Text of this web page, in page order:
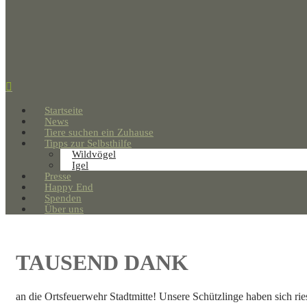
Startseite
News
Tiere suchen ein Zuhause
Tipps zur Selbsthilfe
Wildvögel
Igel
Presse
Happy End
Spenden
Über uns
TAUSEND DANK
an die Ortsfeuerwehr Stadtmitte! Unsere Schützlinge haben sich